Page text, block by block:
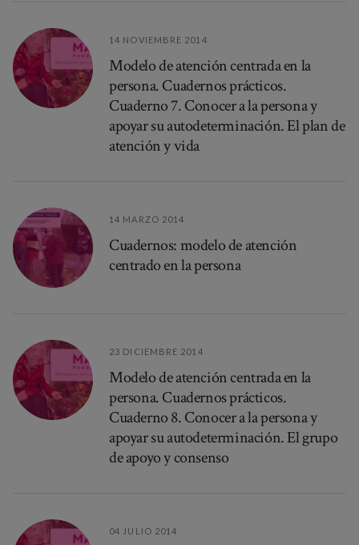
14 NOVIEMBRE 2014
Modelo de atención centrada en la
persona. Cuadernos prácticos.
Cuaderno 7. Conocer a la persona y
apoyar su autodeterminación. El plan de
atención y vida
14 MARZO 2014
Cuadernos: modelo de atención
centrado en la persona
23 DICIEMBRE 2014
Modelo de atención centrada en la
persona. Cuadernos prácticos.
Cuaderno 8. Conocer a la persona y
apoyar su autodeterminación. El grupo
de apoyo y consenso
04 JULIO 2014